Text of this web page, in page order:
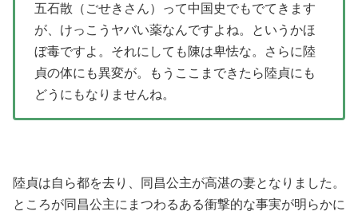
五石散（ごせきさん）って中国史でもでてきます
が、けっこうヤバい薬なんですよね。というかほ
ぼ毒ですよ。それにしても陳は卑怯な。さらに陸
貞の体にも異変が。もうここまできたら陸貞にも
どうにもなりませんね。
陸貞は自ら都を去り、同昌公主が高湛の妻となりました。
ところが同昌公主にまつわるある衝撃的な事実が明らかに